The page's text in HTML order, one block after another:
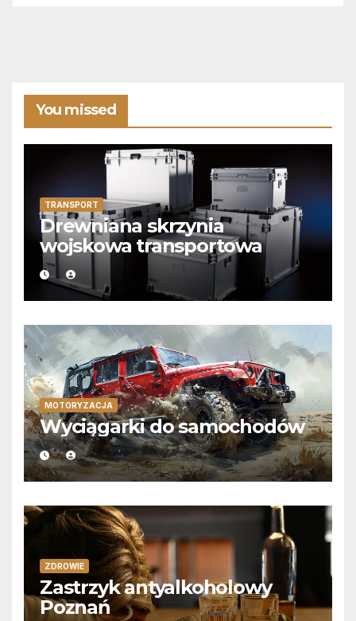
You missed
TRANSPORT
Drewniana skrzynia
wojskowa transportowa
MOTORYZACJA
Wyciągarki do samochodów
ZDROWIE
Zastrzyk antyalkoholowy
Poznań